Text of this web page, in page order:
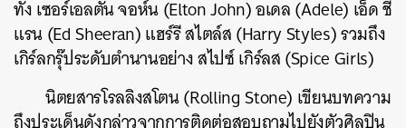
ทั้ง เซอร์เอลตัน จอห์น (Elton John) อเดล (Adele) เอ็ด ชี
แรน (Ed Sheeran) แฮร์รี สไตล์ส (Harry Styles) รวมถึง
เกิร์ลกรุ๊ประดับตำนานอย่าง สไปซ์ เกิร์ลส (Spice Girls)
นิตยสารโรลลิงสโตน (Rolling Stone) เขียนบทความ
ถึงประเด็นดังกล่าวจากการติดต่อสอบถามไปยังตัวศิลปิน